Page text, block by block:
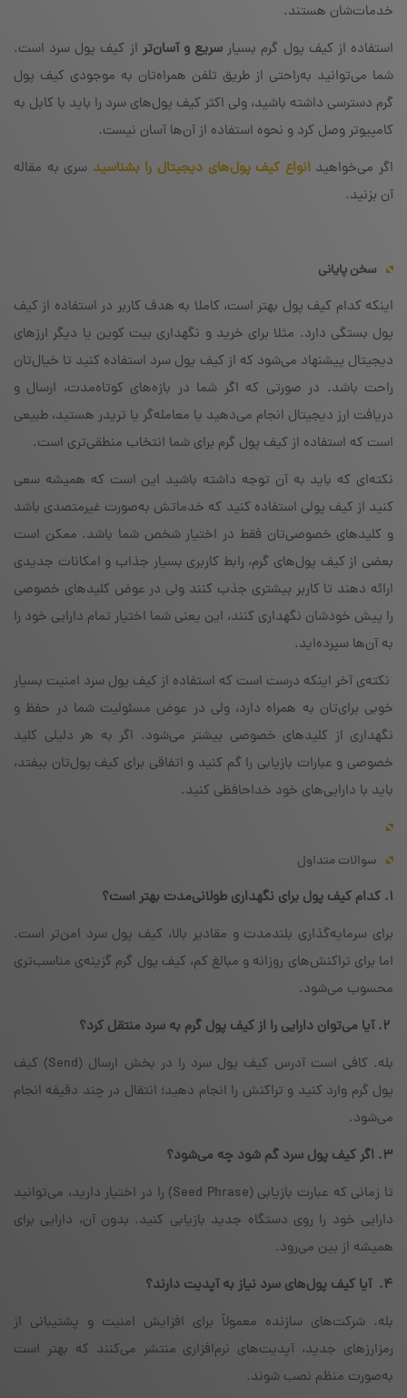
خدمات‌شان هستند.
استفاده از کیف پول گرم بسیار سریع و آسانتر از کیف پول سرد است.
شما می‌توانید به‌راحتی از طریق تلفن همراه‌تان به موجودی کیف پول
گرم دسترسی داشته باشید، ولی اکثر کیف پول‌های سرد را باید با کابل به
کامپیوتر وصل کرد و نحوه‌ استفاده از آ‌ن‌ها آسان نیست.
اگر می‌خواهیدانواع کیف پول‌های دیجیتال را بشناسید سری به مقاله
آن بزنید.
سخنپایانی
اینکه کدام کیف پول بهتر است، کاملا به هدف کاربر در استفاده از کیف
پول بستگی دارد. مثلا برای خرید و نگهداری بیت کوین یا دیگر ارزهای
دیجیتال پیشنهاد می‌شود که از کیف پول سرد استفاده کنید تا خیال‌تان
راحت باشد. در صورتی که اگر شما در بازه‌های کوتاه‌مدت، ارسال و
دریافت ارز دیجیتال انجام می‌دهید یا معامله‌گر یا تریدر هستید، طبیعی
است که استفاده از کیف پول گرم برای شما انتخاب منطقی‌تری است.
نکته‌ای که باید به آن توجه داشته ‌باشید این است که همیشه سعی
کنید از کیف پولی استفاده کنید که خدماتش به‌صورت غیرمتصدی باشد
و کلیدهای خصوصی‌تان فقط در اختیار شخص شما باشد. ممکن است
بعضی از کیف پول‌های گرم، رابط کاربری بسیار جذاب و امکانات جدیدی
ارائه دهند تا کاربر بیشتری جذب کنند ولی در عوض کلیدهای خصوصی
را پیش خودشان نگهداری کنند، این یعنی شما اختیار تمام دارایی خود را
به آن‌ها سپرده‌اید.
نکته‌ی آخر اینکه درست است که استفاده از کیف پول سرد امنیت بسیار
خوبی برای‌تان به همراه دارد،‌ ولی در عوض مسئولیت شما در حفظ و
نگهداری از کلیدهای خصوصی بیشتر می‌شود. اگر به هر دلیلی کلید
خصوصی و عبارات بازیابی را گم کنید و اتفاقی برای کیف پول‌تان بیفتد،
باید با دارایی‌های خود خداحافظی کنید.
سوالات متداول
۱. کدام کیف پول برای نگهداری طولانی‌مدت بهتر است؟
برای سرمایه‌گذاری بلندمدت و مقادیر بالا، کیف پول سرد امن‌تر است.
اما برای تراکنش‌های روزانه و مبالغ کم، کیف پول گرم گزینه‌ی مناسب‌تری
محسوب می‌شود.
بله. کافی است آدرس کیف پول سرد را در بخش ارسال (Send) کیف
پول گرم وارد کنید و تراکنش را انجام دهید؛ انتقال در چند دقیقه انجام
می‌شود.
۳. اگر کیف پول سرد گم شود چه می‌شود؟
تا زمانی که عبارت بازیابی (Seed Phrase) را در اختیار دارید، می‌توانید
دارایی خود را روی دستگاه جدید بازیابی کنید. بدون آن، دارایی برای
همیشه از بین می‌رود.
۴. آیا کیف پول‌های سرد نیاز به آپدیت دارند؟
بله. شرکت‌های سازنده معمولاً برای افزایش امنیت و پشتیبانی از
رمزارزهای جدید، آپدیت‌های نرم‌افزاری منتشر می‌کنند که بهتر است
به‌صورت منظم نصب شوند.